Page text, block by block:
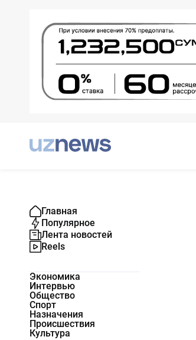
Главная
Популярное
Лента новостей
Reels
Экономика
Интервью
Общество
Спорт
Назначения
Происшествия
Культура